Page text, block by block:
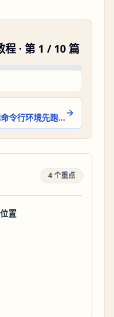
程 · 第 1 / 10 篇
Claude Code 安装与登录：把命令行环境先跑通
4 个重点
置